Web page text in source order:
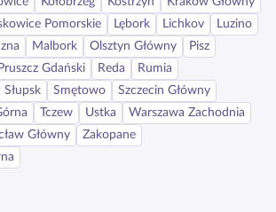
Pomorskie Lębork Lichkov
Luzino
Malbork Olsztyn Główny
Pisz
Pruszcz Gdański Reda
Rumia
Słupsk Smętowo
Szczecin Główny
Tczew Ustka
Warszawa Zachodnia
Główny
Zakopane